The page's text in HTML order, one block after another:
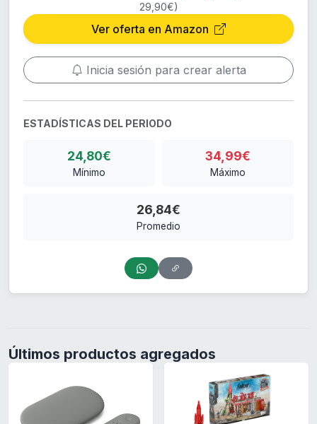
29,90€)
Ver oferta en Amazon
Inicia sesión para crear alerta
ESTADÍSTICAS DEL PERIODO
24,80€
Mínimo
34,99€
Máximo
26,84€
Promedio
Últimos productos agregados